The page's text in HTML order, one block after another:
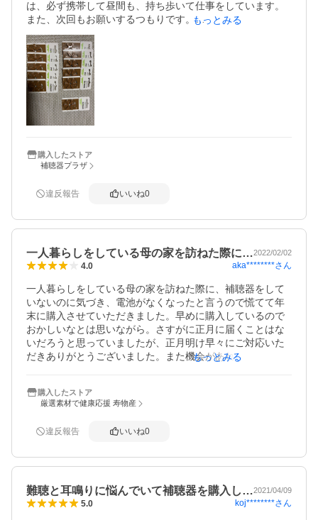
は、必ず携帯して昼間も、持ち歩いて仕事をしています。
また、次回もお願いするつもりです。
レビューを書いて1包プレゼントで注文しました。
一緒に同封されていて嬉しかったです。店頭で買うよりも
断然お得に買えるので、とても便利です。
もっとみる
購入したストア
補聴器プラザ
違反報告 いいね0
一人暮らしをしている母の家を訪ねた際に…2022/02/02
4.0 aka********さん
一人暮らしをしている母の家を訪ねた際に、補聴器をして
いないのに気づき、電池がなくなったと言うので慌てて年
末に購入させていただきました。早めに購入しているので
おかしいなとは思いながら。さすがに正月に届くことはな
いだろうと思っていましたが、正月明け早々にご対応いた
だきありがとうございました。また機会があれば注文した
なかっただけで見つかりました。
もっとみる
購入したストア
厳選素材で健康応援 寿物産
違反報告 いいね0
難聴と耳鳴りに悩んでいて補聴器を購入し…2021/04/09
5.0 koj********さん